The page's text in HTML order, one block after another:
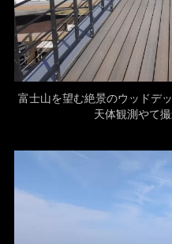
富士山を望む絶景のウッドデ
天体観測やて